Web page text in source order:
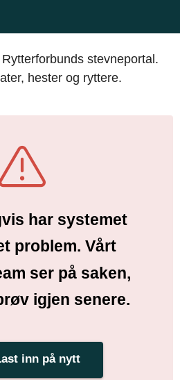
stevneportal.
hester og ryttere.
har systemet
problem. Vårt
ser på saken,
igjen senere.
inn på nytt